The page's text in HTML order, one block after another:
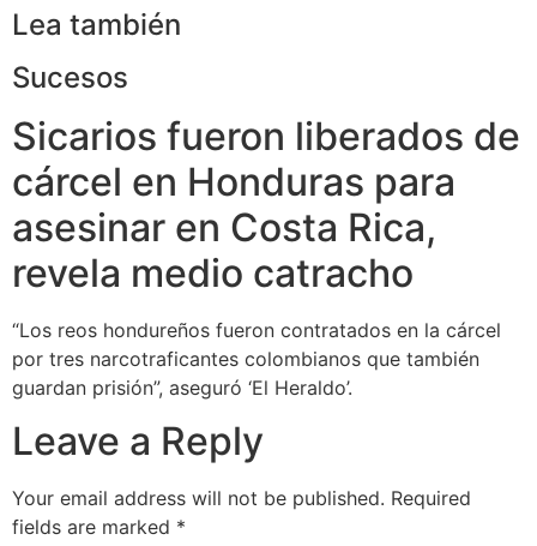
Lea también
Sucesos
Sicarios fueron liberados de
cárcel en Honduras para
asesinar en Costa Rica,
revela medio catracho
“Los reos hondureños fueron contratados en la cárcel
por tres narcotraficantes colombianos que también
guardan prisión”, aseguró ‘El Heraldo’.
Leave a Reply
Your email address will not be published. Required
fields are marked *